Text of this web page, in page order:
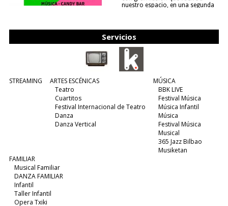
nuestro espacio, en una segunda
Servicios
STREAMING
ARTES ESCÉNICAS
Teatro
Cuartitos
Festival Internacional de Teatro
Danza
Danza Vertical
MÚSICA
BBK LIVE
Festival Música
Música Infantil
Música
Festival Música
Musical
365 Jazz Bilbao
Musiketan
FAMILIAR
Musical Familiar
DANZA FAMILIAR
Infantil
Taller Infantil
Opera Txiki